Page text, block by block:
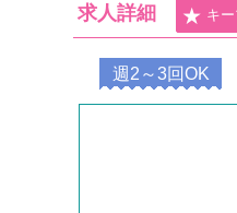
求人詳細 キ
週2～3回OK